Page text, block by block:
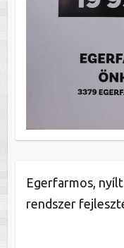
Egerfarmos,
rendszer